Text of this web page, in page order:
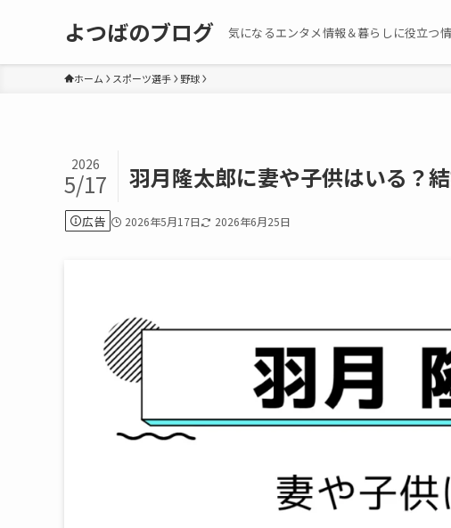
よつばのブログ 気になるエンタメ情報＆暮らしに役立つ
ホーム スポーツ選手 野球
羽月隆太郎に妻や子供はいる？
2026
5/17
広告 2026年5月17日 2026年6月25日